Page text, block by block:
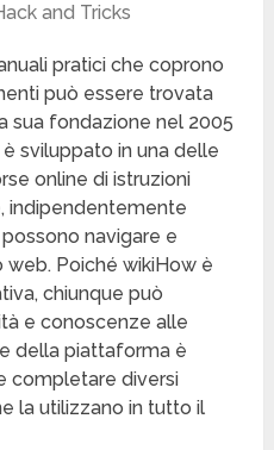
and Tricks
pratici che coprono
può essere trovata
sua fondazione nel 2005
sviluppato in una delle
online di istruzioni
indipendentemente
navigare e
Poiché wikiHow è
chiunque può
e conoscenze alle
della piattaforma è
completare diversi
la utilizzano in tutto il